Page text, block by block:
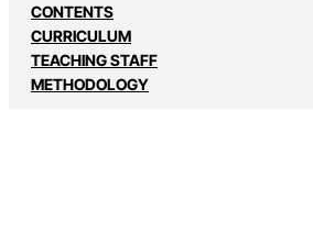
CONTENTS
CURRICULUM
TEACHING STAFF
METHODOLOGY